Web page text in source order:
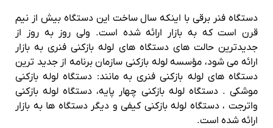
دستگاه فنر برقی با اینکه سال ساخت این دستگاه بیش از نیم
قرن است که به بازار ارائه شده است. ولی روز به روز از
جدیدترین حالت های دستگاه های لوله بازکنی فنری به بازار
ارائه می شود، مؤسسه لوله بازکنی سازمان برنامه از جدید ترین
دستگاه های لوله بازکنی فنری به مانند: دستگاه لوله بازکنی
موشکی . دستگاه لوله بازکنی چهار پایه، دستگاه لوله بازکنی
واترجت ، دستگاه لوله بازکنی کیفی و دیگر دستگاه ها به بازار
ارائه شده است.